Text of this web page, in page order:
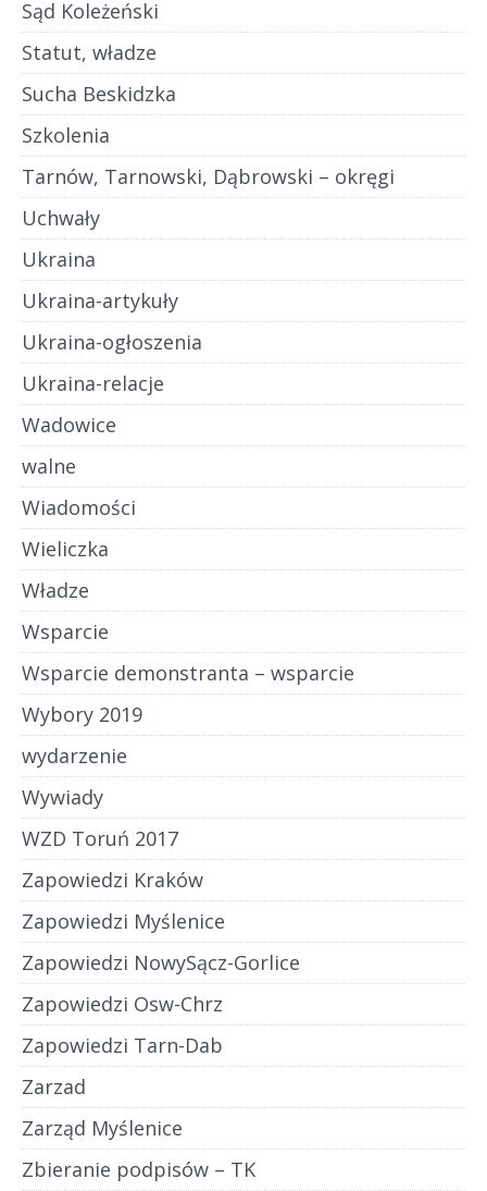
Sąd Koleżeński
Statut, władze
Sucha Beskidzka
Szkolenia
Tarnów, Tarnowski, Dąbrowski – okręgi
Uchwały
Ukraina
Ukraina-artykuły
Ukraina-ogłoszenia
Ukraina-relacje
Wadowice
walne
Wiadomości
Wieliczka
Władze
Wsparcie
Wsparcie demonstranta – wsparcie
Wybory 2019
wydarzenie
Wywiady
WZD Toruń 2017
Zapowiedzi Kraków
Zapowiedzi Myślenice
Zapowiedzi NowySącz-Gorlice
Zapowiedzi Osw-Chrz
Zapowiedzi Tarn-Dab
Zarzad
Zarząd Myślenice
Zbieranie podpisów – TK